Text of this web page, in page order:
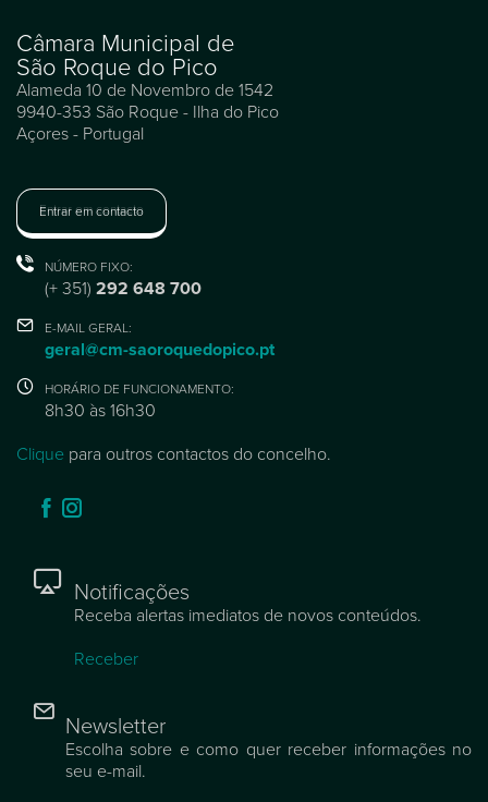
Câmara Municipal de
São Roque do Pico
Alameda 10 de Novembro de 1542
9940-353 São Roque - Ilha do Pico
Açores - Portugal
Entrar em contacto
NÚMERO FIXO:
(+ 351) 292 648 700
E-MAIL GERAL:
geral@cm-saoroquedopico.pt
HORÁRIO DE FUNCIONAMENTO:
8h30 às 16h30
Clique para outros contactos do concelho.
Notificações
Receba alertas imediatos de novos conteúdos.
Receber
Newsletter
Escolha sobre e como quer receber informações no
seu e-mail.